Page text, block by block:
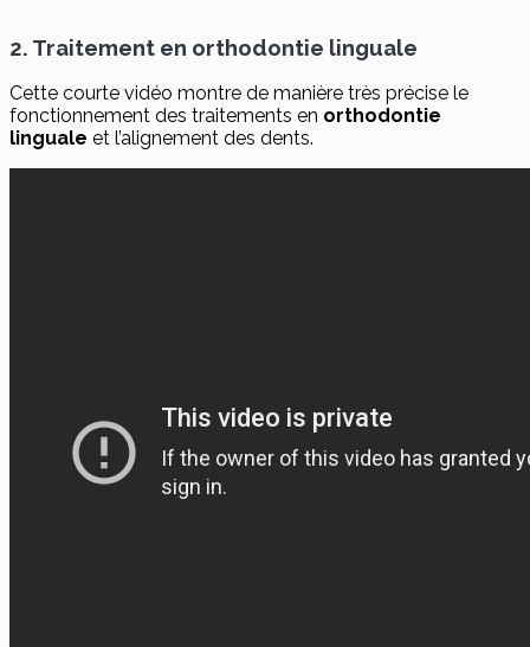
2. Traitement en orthodontie linguale
Cette courte vidéo montre de manière très précise le
fonctionnement des traitements en orthodontie
linguale et l’alignement des dents.